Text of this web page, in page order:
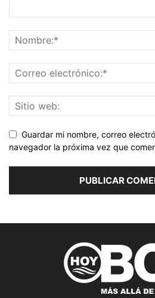
Guardar mi nombre, correo
navegador la próxima vez que